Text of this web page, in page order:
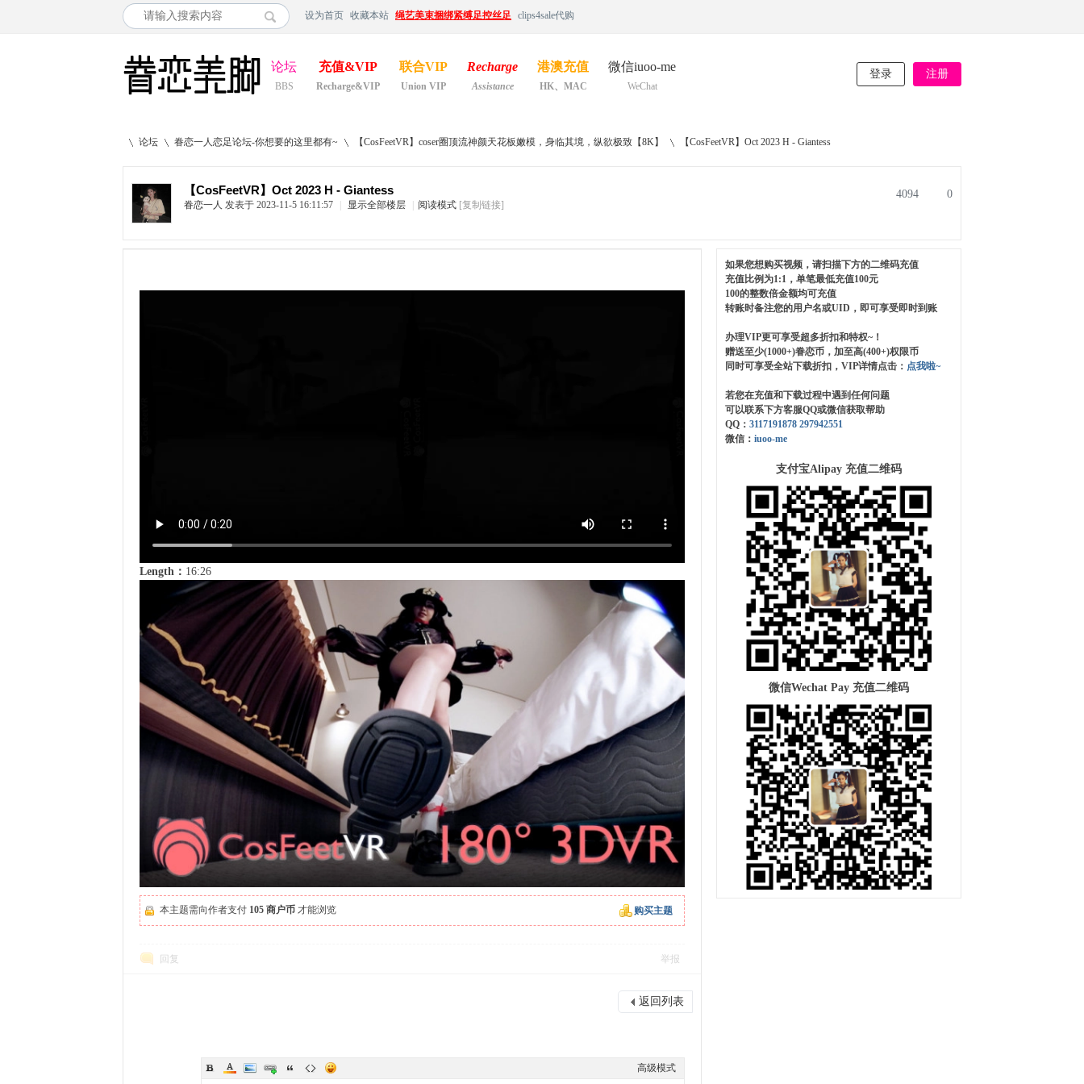
设为首页 收藏本站 绳艺美束捆绑紧缚足控丝足 clips4sale代购
论坛
BBS
充值&VIP
Recharge&VIP
联合VIP
Union VIP
Recharge
Assistance
港澳充值
HK、MAC
微信iuoo-me
WeChat
登录 注册
论坛
›
眷恋一人恋足论坛-你想要的这里都有~
›
【CosFeetVR】coser圈顶流神颜天花板嫩模，身临其境，纵欲极致【8K】 【CosFeetVR】Oct 2023 H - Giantess
【CosFeetVR】Oct 2023 H - Giantess
眷恋一人 发表于 2023-11-5 16:11:57 显示全部楼层 阅读模式 [复制链接]
0
4094
Length： 16:26
购买主题
本主题需向作者支付 105 商户币 才能浏览
回复 举报
返回列表
高级模式
如果您想购买视频，请扫描下方的二维码充值
充值比例为1:1，单笔最低充值100元
100的整数倍金额均可充值
转账时备注您的用户名或UID，即可享受即时到账
办理VIP更可享受超多折扣和特权~！
赠送至少(1000+)眷恋币，加至高(400+)权限币
同时可享受全站下载折扣，VIP详情点击： 点我啦~
若您在充值和下载过程中遇到任何问题
可以联系下方客服QQ或微信获取帮助
QQ： 3117191878 297942551
微信： iuoo-me
支付宝Alipay 充值二维码
微信Wechat Pay 充值二维码